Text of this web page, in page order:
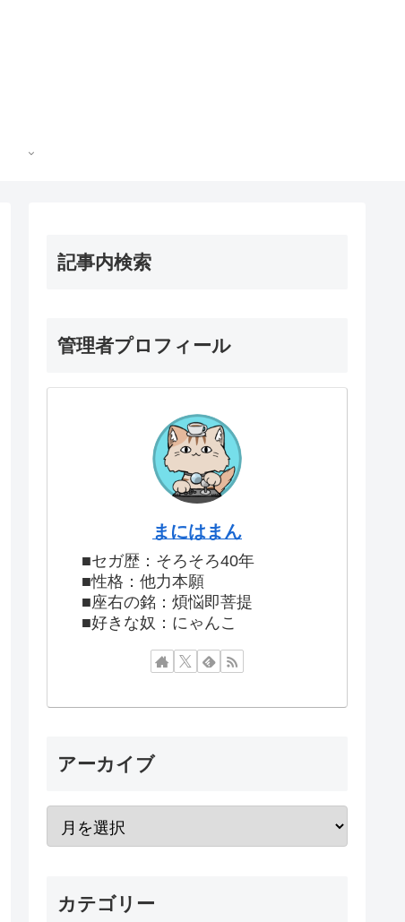
記事内検索
管理者プロフィール
まにはまん
■セガ歴：そろそろ40年
■性格：他力本願
■座右の銘：煩悩即菩提
■好きな奴：にゃんこ
アーカイブ
カテゴリー